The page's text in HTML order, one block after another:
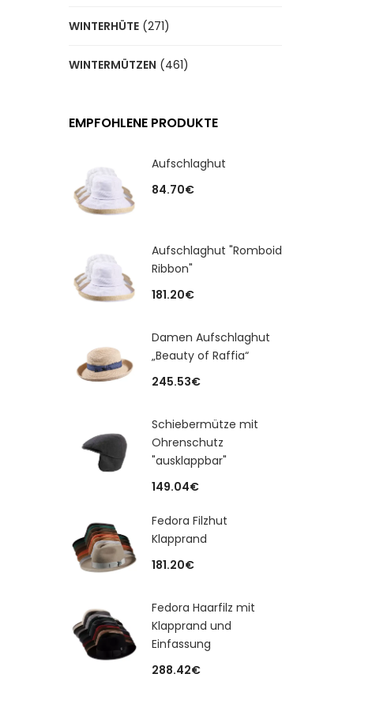
WINTERHÜTE (271)
WINTERMÜTZEN (461)
EMPFOHLENE PRODUKTE
Aufschlaghut
84.70€
Aufschlaghut "Romboid
Ribbon"
181.20€
Damen Aufschlaghut
„Beauty of Raffia“
245.53€
Schiebermütze mit
Ohrenschutz
"ausklappbar"
149.04€
Fedora Filzhut
Klapprand
181.20€
Fedora Haarfilz mit
Klapprand und
Einfassung
288.42€